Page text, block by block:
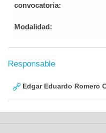
convocatoria:
Modalidad:
Responsable
Edgar Eduardo Romero